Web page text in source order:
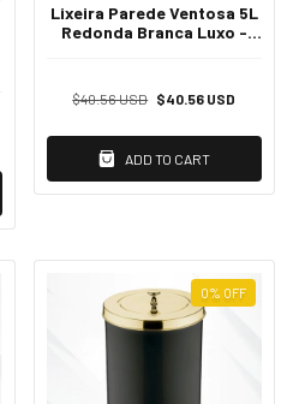
Lixeira Parede Ventosa 5L
Redonda Branca Luxo -
$40.56 USD $40.56 USD
ADD TO CART
0% OFF